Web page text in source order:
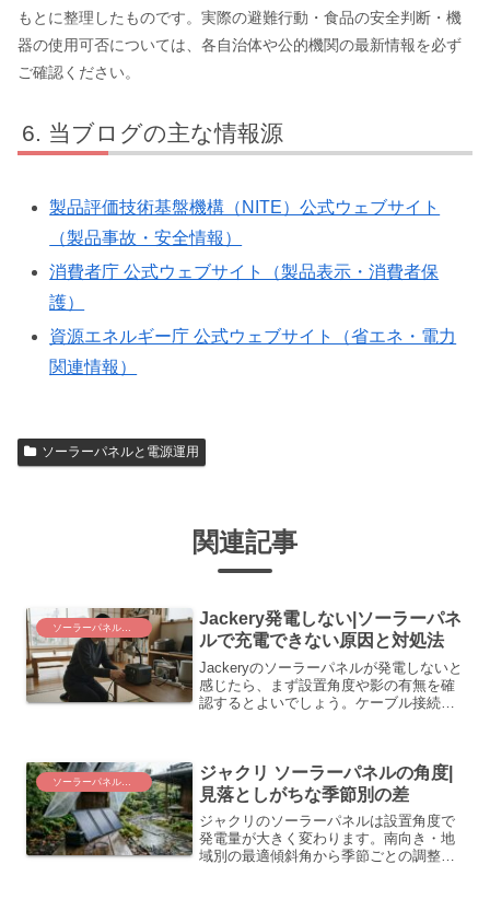
もとに整理したものです。実際の避難行動・食品の安全判断・機
器の使用可否については、各自治体や公的機関の最新情報を必ず
ご確認ください。
当ブログの主な情報源
製品評価技術基盤機構（NITE）公式ウェブサイト
（製品事故・安全情報）
消費者庁 公式ウェブサイト（製品表示・消費者保
護）
資源エネルギー庁 公式ウェブサイト（省エネ・電力
関連情報）
ソーラーパネルと電源運用
関連記事
ソーラーパネルと電源運用
Jackery発電しない|ソーラーパネ
ルで充電できない原因と対処法
Jackeryのソーラーパネルが発電しないと
感じたら、まず設置角度や影の有無を確
認するとよいでしょう。ケーブル接続や
ジャクリ ソーラーパネルの角度|
見落としがちな季節別の差
ジャクリのソーラーパネルは設置角度で
発電量が大きく変わります。南向き・地
域別の最適傾斜角から季節ごとの調整、